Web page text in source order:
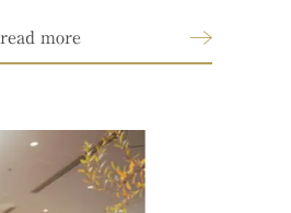
read more